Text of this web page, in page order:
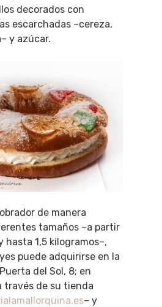
decorados con
escarchadas –cereza,
y azúcar.
de manera
tamaños –a partir
hasta 1,5 kilogramos–,
puede adquirirse en la
del Sol, 8; en
través de su tienda
– y